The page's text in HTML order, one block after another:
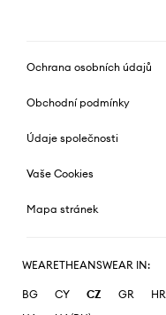
Ochrana osobních údajů
Obchodní podmínky
Údaje společnosti
Vaše Cookies
Mapa stránek
WEARETHEANSWEAR IN:
BG CY CZ GR HR